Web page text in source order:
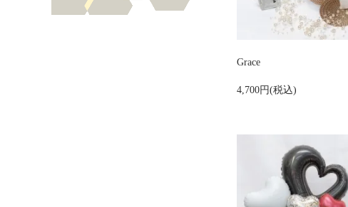
Grace
4,700円(税込)